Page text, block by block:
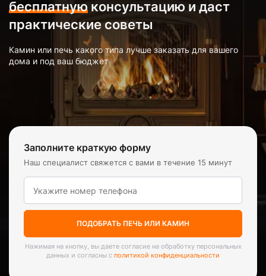
бесплатную консультацию и даст
практические советы
Камин или печь какого типа лучше заказать для вашего
дома и под ваш бюджет
Заполните краткую форму
Наш специалист свяжется с вами в течение 15 минут
ПОДОБРАТЬ ПЕЧЬ ИЛИ КАМИН
Нажимая на кнопку, вы даете согласие на обработку персональных
данных и согласны с политикой конфиденциальности